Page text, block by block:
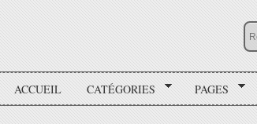
ACCUEIL CATÉGORIES PAGES